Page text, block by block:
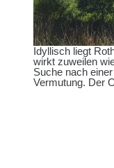
Idyllisch liegt
wirkt zuweilen
Suche nach
Vermutung. Der